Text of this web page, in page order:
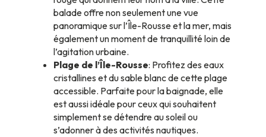
balade offre non seulement une vue
panoramique sur l’Île-Rousse et la mer, mais
également un moment de tranquillité loin de
l’agitation urbaine.
Plage de l’Île-Rousse: Profitez des eaux
cristallines et du sable blanc de cette plage
accessible. Parfaite pour la baignade, elle
est aussi idéale pour ceux qui souhaitent
simplement se détendre au soleil ou
s’adonner à des activités nautiques.